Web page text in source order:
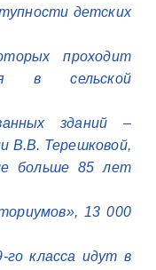
детских
проходит
в сельской
зданий –
В.В. Терешковой,
больше 85 лет
13 000
го класса идут в